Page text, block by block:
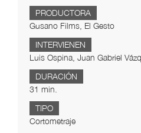
PRODUCTORA
Gusano Films, El Gesto
INTERVIENEN
Luis Ospina, Juan Gabriel
DURACIÓN
31 min.
TIPO
Cortometraje